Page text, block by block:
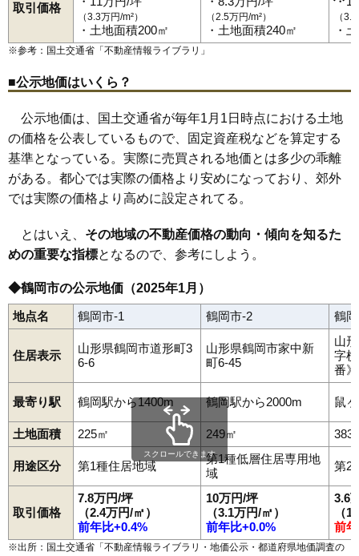
矢馳 97万円 -18.1%
81 水沢 5.0万円 76万円 -9.6%
83 羽黒町赤川 4.7万円 498万円 -0.8%
84 藤島 4.6万円 102万円 -16.2%
85 三瀬 4.6万円 365万円 -4.4%
86 藤浪 4.6万円 690万円 -1.4%
87 上藤島 4.3万円 121万円 -12.4%
88 白山 4.2万円 413万円
89 鼠ケ関 4.0万円 340万円 -13.5%
90 湯野浜 4.0万円 445万円
92 覚岸寺 3.3万円
93 中田 305万円 -7.4%
西目 3.2万円 249万円 -10.7%
加茂 133万円 -5.5%
3.1万円
98 文下 3.0万円 1,804万円 0.2%
99 羽黒町荒川 2.9万円 255万円 -12.2%
100 藤沢 2.9万円 367万円 -8.4%
101 常盤木 288万円 -4.4%
下清水 489万円 -10.6%
103 馬町 2.7万円 400万円 -7.7%
取引価格
（3.3万円/m²）
・土地面積200㎡
（2.5万円/m²）
・土地面積240㎡
（
・
※参考：国土交通省「不動産情報ライブラリ 」
■公示地価はいくら？
公示地価は、国土交通省が毎年1月1日時点における土地
の価格を公表しているもので、固定資産税などを算定する
基準となっている。実際に売買される地価とは多少の乖離
がある。都心では実際の価格より安めになっており、郊外
では実際の価格より高めに設定されてる。
とはいえ、 その地域の不動産価格の動向・傾向を知るた
めの重要な指標となるので、参考にしよう。
◆鶴岡市の公示地価（2025年1月）
地点名 鶴岡市-1 鶴岡市-2 鶴
住居表示
山形県鶴岡市道形町3
6-6
山形県鶴岡市家中新
町6-45
山
字
番》
最寄り駅 鶴岡駅から1400m 鶴岡駅から2000m 鼠
土地面積 225㎡ 249㎡ 383
用途区分 第1種住居地域
第1種低層住居専用地
域
第2
取引価格
7.8万円/坪
（2.4万円/㎡）
前年比+0.4%
10万円/坪
（3.1万円/㎡）
前年比+0.0%
3.6
（
前
スクロールできます
※出所：国土交通省「不動産情報ライブラリ・地価公示・都道府県地価調査の
茅原町
寺田 道形町 常盤木 友江友江町鳥居町
中清水中田長沼 錦町西新斎町
のぞみ町羽黒町赤川羽黒町荒川羽黒町押口
羽黒町川代羽黒町黒瀬羽黒町十文字羽黒町手向羽黒町細谷
羽黒町松尾 馬場町日枝東荒屋東岩本
松根丸岡美咲町水沢
八色木柳田矢馳湯温海湯田川湯野沢湯野浜由良陽光町
淀川町
早田 北茅原町
鼠ケ関駅 あつみ温泉駅 三瀬駅 羽前水沢駅
羽前大山駅 鶴岡駅藤島駅